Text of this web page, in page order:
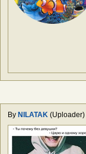
By NILATAK (Uploader)